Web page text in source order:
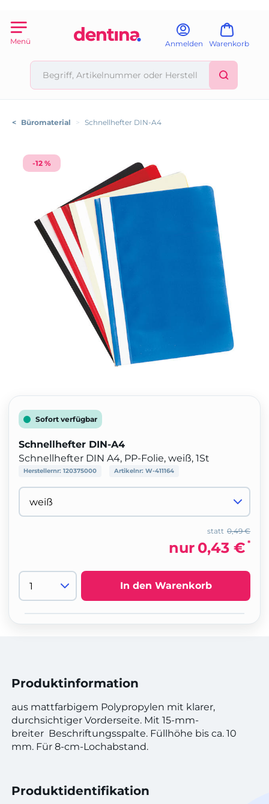
Menü Anmelden Warenkorb
< Büromaterial > Schnellhefter DIN-A4
-12 %
Sofort verfügbar
Schnellhefter DIN-A4
Schnellhefter DIN A4, PP-Folie, weiß, 1St
Herstellernr: 120375000 Artikelnr: W-411164
0,49 €
statt
nur 0,43 € *
In den Warenkorb
Produktinformation
aus mattfarbigem Polypropylen mit klarer,
durchsichtiger Vorderseite. Mit 15-mm-
breiter Beschriftungsspalte. Füllhöhe bis ca. 10
mm. Für 8-cm-Lochabstand.
Produktidentifikation